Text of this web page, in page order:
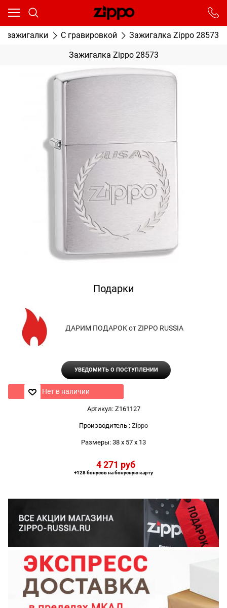
зажигалки С гравировкой Зажигалка Zippo 28573
Зажигалка Zippo 28573
Подарки
ДАРИМ ПОДАРОК от ZIPPO RUSSIA
УВЕДОМИТЬ О ПОСТУПЛЕНИИ
Нет в наличии
Артикул: Z161127
Производитель : Zippo
Размеры: 38 x 57 x 13
4 271 руб
+128 бонусов на бонусную карту
Ваш город - Москва,
От выбранного города зависят сроки доставки